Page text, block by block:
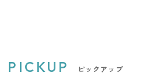
PICKUP ピックアップ